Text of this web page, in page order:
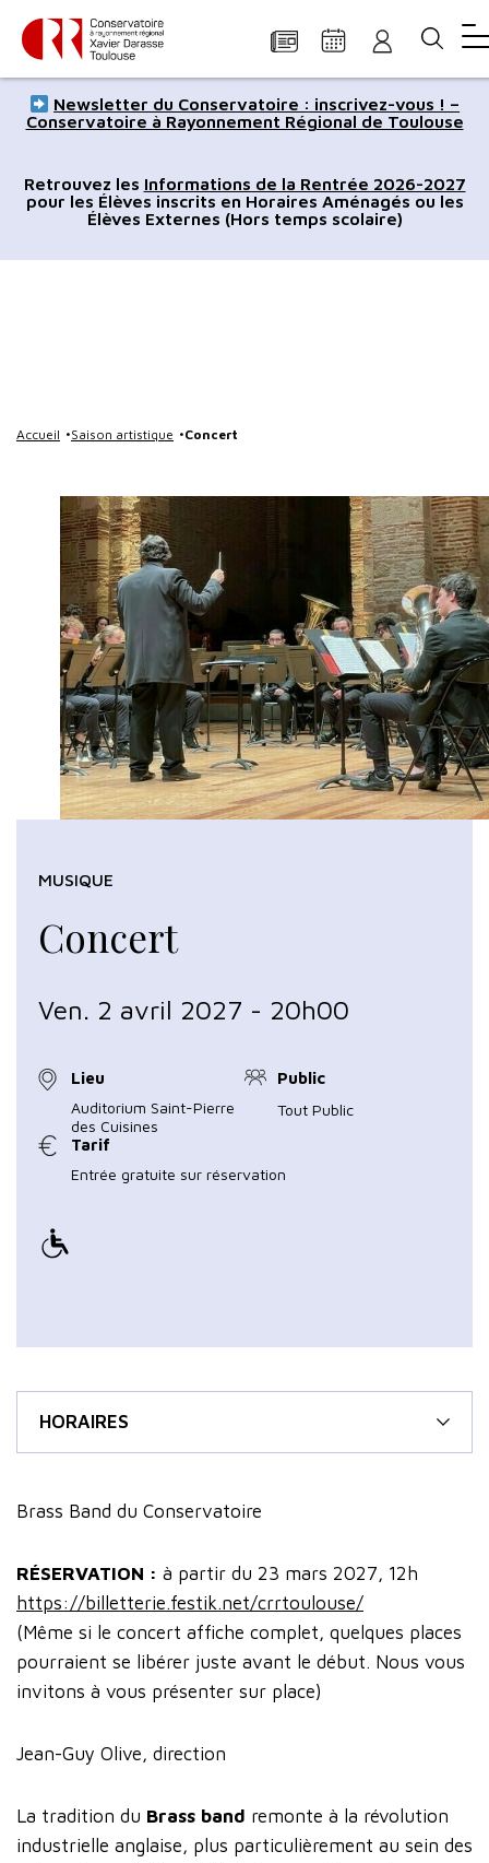
Panneau de gestion des cookies
Aller
au
principal
à
navigation
à
recherche
au
de
page
au
du
site
Newsletter du Conservatoire : inscrivez-vous ! –
Conservatoire à Rayonnement Régional de Toulouse
Retrouvez les Informations de la Rentrée 2026-2027
pour les Élèves inscrits en Horaires Aménagés ou les
Élèves Externes (Hors temps scolaire)
Accueil Saison artistique Concert
Concert
MUSIQUE
Ven. 2 avril 2027 - 20h00
Lieu
Auditorium Saint-Pierre
des Cuisines
Public
Tout Public
Tarif
Entrée gratuite sur réservation
HORAIRES
Brass Band du Conservatoire
RÉSERVATION : à partir du 23 mars 2027, 12h
https://billetterie.festik.net/crrtoulouse/
(Même si le concert affiche complet, quelques places
pourraient se libérer juste avant le début. Nous vous
invitons à vous présenter sur place)
Jean-Guy Olive, direction
La tradition du Brass band remonte à la révolution
industrielle anglaise, plus particulièrement au sein des